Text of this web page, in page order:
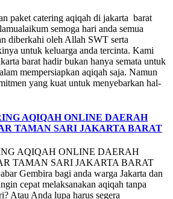
paket catering aqiqah di jakarta barat
semoga hari anda semua
diberkahi oleh Allah SWT serta
untuk keluarga anda tercinta. Kami
barat hadir bukan hanya semata untuk
mempersiapkan aqiqah saja. Namun
yang kuat untuk menyebarkan hal-
AQIQAH ONLINE DAERAH
TAMAN SARI JAKARTA BARAT
AQIQAH ONLINE DAERAH
TAMAN SARI JAKARTA BARAT
Gembira bagi anda warga Jakarta dan
cepat melaksanakan aqiqah tanpa
Atau Anda lupa harus segera